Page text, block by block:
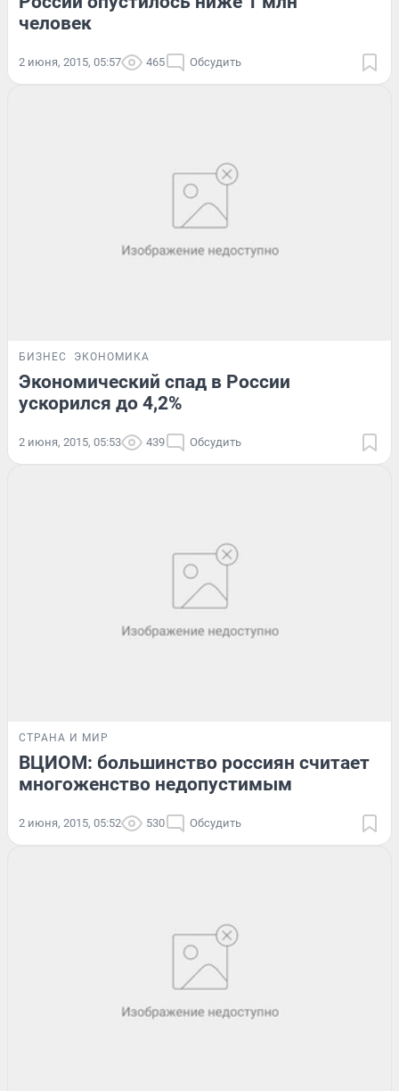
человек
2 июня, 2015, 05:57 465 Обсудить
БИЗНЕС ЭКОНОМИКА
Экономический спад в России
ускорился до 4,2%
2 июня, 2015, 05:53 439 Обсудить
СТРАНА И МИР
ВЦИОМ: большинство россиян считает
многоженство недопустимым
2 июня, 2015, 05:52 530 Обсудить